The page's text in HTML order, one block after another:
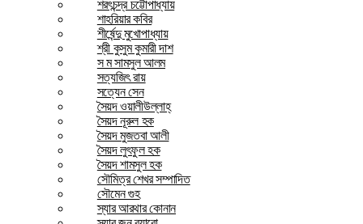
শরৎচন্দ্র চট্টোপাধ্যায়
শাহরিয়ার কবির
শীর্ষেন্দু মুখোপাধ্যায়
শ্রী কুসুম কুমারী দাশ
স ম সামসুল আলম
সত্যজিৎ রায়
সত্যেন সেন
সৈয়দ ওয়ালীউল্লাহ্
সৈয়দ নূরুল হক
সৈয়দ মুজতবা আলী
সৈয়দ লুৎফুল হক
সৈয়দ শামসুল হক
সৌমিত্র শেখর সম্পাদিত
সৌমেন গুহ
স্যার আরথার কোনান